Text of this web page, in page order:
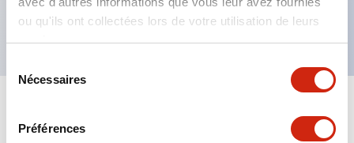
ou qu'ils ont collectées lors de votre utilisation de leurs
services.
Nécessaires
Préférences
structure de protection des doigts IP20.
Tout développer+